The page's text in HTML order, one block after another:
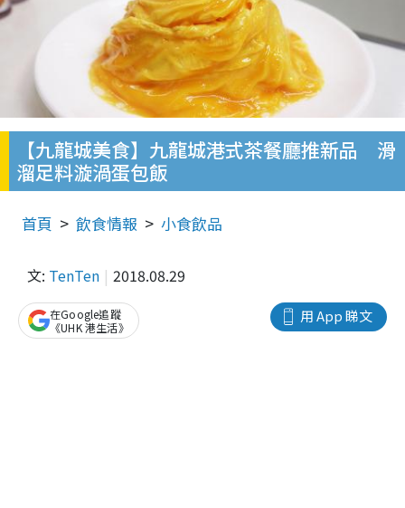
【九龍城美食】九龍城港式茶餐廳推新品 滑
溜足料漩渦蛋包飯
首頁 飲食情報 小食飲品
文: TenTen 2018.08.29
用 App 睇文
在Google追蹤
《UHK 港生活》